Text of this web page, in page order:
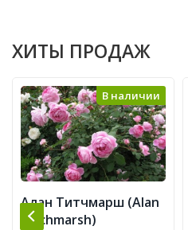
ХИТЫ ПРОДАЖ
В наличии
Алан Титчмарш (Alan
Titchmarsh)